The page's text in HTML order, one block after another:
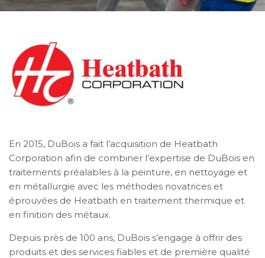
En 2015, DuBois a fait l’acquisition de Heatbath
Corporation afin de combiner l’expertise de DuBois en
traitements préalables à la peinture, en nettoyage et
en métallurgie avec les méthodes novatrices et
éprouvées de Heatbath en traitement thermique et
en finition des métaux.
Depuis près de 100 ans, DuBois s’engage à offrir des
produits et des services fiables et de première qualité